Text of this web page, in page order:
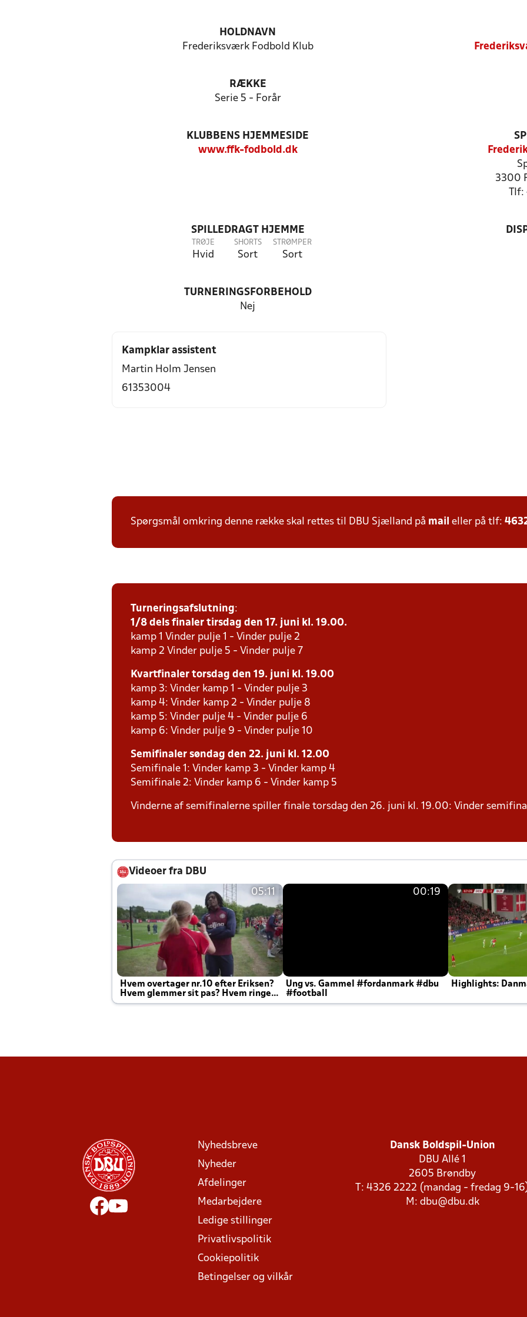
HOLDNAVN
Frederiksværk Fodbold Klub
RÆKKE
Serie 5 - Forår
KLUBBENS HJEMMESIDE
www.ffk-fodbold.dk
3300
SPILLEDRAGT HJEMME
TRØJE
Hvid
SHORTS
Sort
STRØMPER
Sort
TURNERINGSFORBEHOLD
Nej
Kampklar assistent
Martin Holm Jensen
61353004
Spørgsmål omkring denne række skal rettes til DBU Sjælland på mail eller på tlf:
Turneringsafslutning:
1/8 dels finaler tirsdag den 17. juni kl. 19.00.
kamp 1 Vinder pulje 1 - Vinder pulje 2
kamp 2 Vinder pulje 5 - Vinder pulje 7
Kvartfinaler torsdag den 19. juni kl. 19.00
kamp 3: Vinder kamp 1 - Vinder pulje 3
kamp 4: Vinder kamp 2 - Vinder pulje 8
kamp 5: Vinder pulje 4 - Vinder pulje 6
kamp 6: Vinder pulje 9 - Vinder pulje 10
Semifinaler søndag den 22. juni kl. 12.00
Semifinale 1: Vinder kamp 3 - Vinder kamp 4
Semifinale 2: Vinder kamp 6 - Vinder kamp 5
Vinderne af semifinalerne spiller finale torsdag den 26. juni kl. 19.00: Vinder
Videoer fra DBU
05:11
Hvem overtager nr.10 efter Eriksen?
Hvem glemmer sit pas? Hvem ringer
Joachim altid til efter kampe?
00:19
Ung vs. Gammel #fordanmark #dbu
#football
Highlights:
Nyhedsbreve
Nyheder
Afdelinger
Medarbejdere
Ledige stillinger
Privatlivspolitik
Cookiepolitik
Betingelser og vilkår
Dansk Boldspil-Union
DBU Allé 1
2605 Brøndby
T: 4326 2222 (mandag - fredag 9-
M: dbu@dbu.dk